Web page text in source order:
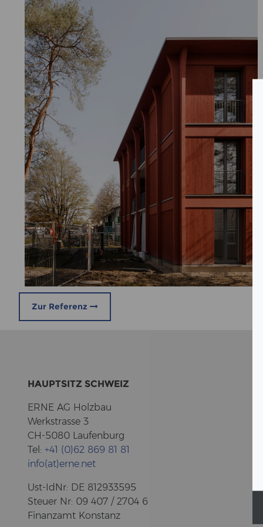
Zur Referenz
HAUPT­SITZ SCHWEIZ
ERNE AG Holz­bau
Werk­stras­se 3
CH-5080 Lau­fen­burg
Tel: +41 (0)62 869 81 81
info(at)erne.net
Ust-​IdNr: DE 812933595
Steu­er Nr: 09 407 / 2704 6
Fi­nanz­amt Kon­stanz